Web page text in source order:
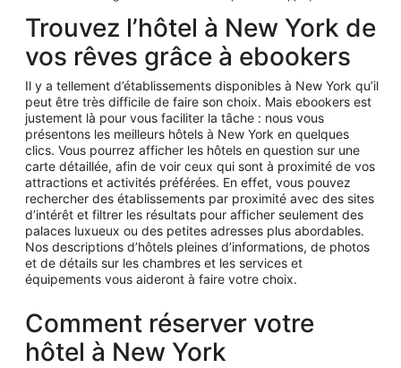
Trouvez l’hôtel à New York de
vos rêves grâce à ebookers
Il y a tellement d’établissements disponibles à New York qu’il
peut être très difficile de faire son choix. Mais ebookers est
justement là pour vous faciliter la tâche : nous vous
présentons les meilleurs hôtels à New York en quelques
clics. Vous pourrez afficher les hôtels en question sur une
carte détaillée, afin de voir ceux qui sont à proximité de vos
attractions et activités préférées. En effet, vous pouvez
rechercher des établissements par proximité avec des sites
d’intérêt et filtrer les résultats pour afficher seulement des
palaces luxueux ou des petites adresses plus abordables.
Nos descriptions d’hôtels pleines d’informations, de photos
et de détails sur les chambres et les services et
équipements vous aideront à faire votre choix.
Comment réserver votre
hôtel à New York